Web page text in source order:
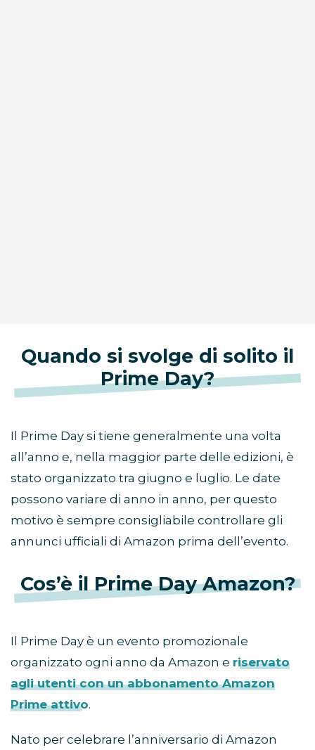
Quando si svolge di solito il
Prime Day?
Il Prime Day si tiene generalmente una volta
all’anno e, nella maggior parte delle edizioni, è
stato organizzato tra giugno e luglio. Le date
possono variare di anno in anno, per questo
motivo è sempre consigliabile controllare gli
annunci ufficiali di Amazon prima dell’evento.
Cos’è il Prime Day Amazon?
Il Prime Day è un evento promozionale
organizzato ogni anno da Amazon e riservato
agli utenti con un abbonamento Amazon
Prime attivo.
Nato per celebrare l’anniversario di Amazon